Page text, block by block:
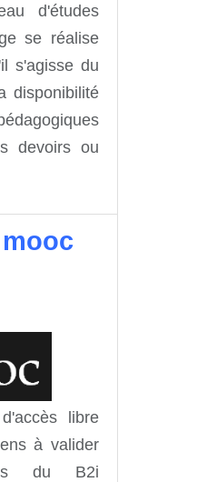
d'études
se réalise
s'agisse du
disponibilité
devoirs ou
libre
à valider
du B2i